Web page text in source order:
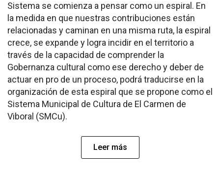
Sistema se comienza a pensar como un espiral. En
la medida en que nuestras contribuciones están
relacionadas y caminan en una misma ruta, la espiral
crece, se expande y logra incidir en el territorio a
través de la capacidad de comprender la
Gobernanza cultural como ese derecho y deber de
actuar en pro de un proceso, podrá traducirse en la
organización de esta espiral que se propone como el
Sistema Municipal de Cultura de El Carmen de
Viboral (SMCu).
Leer más